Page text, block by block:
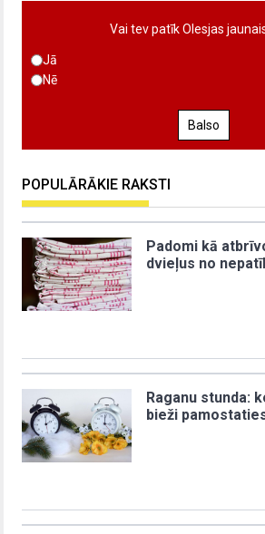
Vai tev patīk Olesjas
Jā
Nē
Balso
POPULĀRĀKIE RAKSTI
Padomi kā
dvieļus no
Raganu stunda:
bieži